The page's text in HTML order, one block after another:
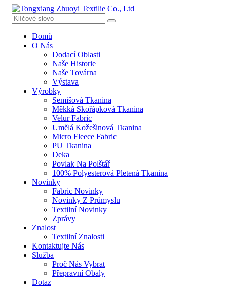
Domů
O Nás
Dodací Oblasti
Naše Historie
Naše Továrna
Výstava
Výrobky
Semišová Tkanina
Měkká Skořápková Tkanina
Velur Fabric
Umělá Kožešinová Tkanina
Micro Fleece Fabric
PU Tkanina
Deka
Povlak Na Polštář
100% Polyesterová Pletená Tkanina
Novinky
Fabric Novinky
Novinky Z Průmyslu
Textilní Novinky
Zprávy
Znalost
Textilní Znalosti
Kontaktujte Nás
Služba
Proč Nás Vybrat
Přepravní Obaly
Dotaz